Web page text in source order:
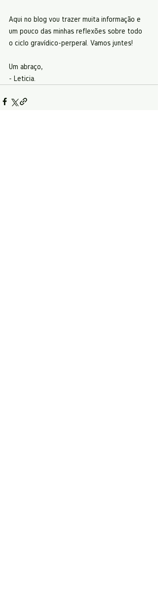
Aqui no blog vou trazer muita informação e
um pouco das minhas reflexões sobre todo
o ciclo gravídico-perperal. Vamos juntes!
Um abraço,
- Leticia.